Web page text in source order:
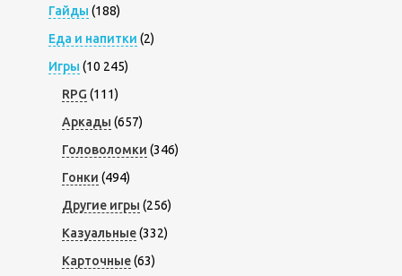
Гайды (188)
Еда и напитки (2)
Игры (10 245)
RPG (111)
Аркады (657)
Головоломки (346)
Гонки (494)
Другие игры (256)
Казуальные(332)
Карточные(63)